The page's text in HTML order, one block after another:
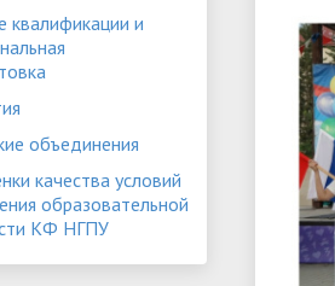
квалификации и
объединения
качества условий
образовательной
КФ НГПУ